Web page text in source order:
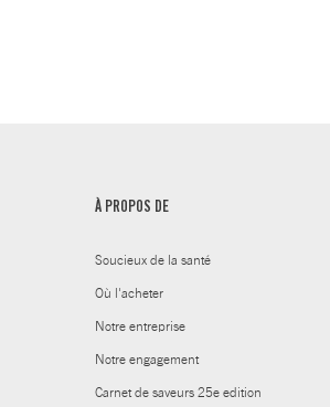
À PROPOS DE
Soucieux de la santé
Où l'acheter
Notre entreprise
Notre engagement
Carnet de saveurs 25e edition